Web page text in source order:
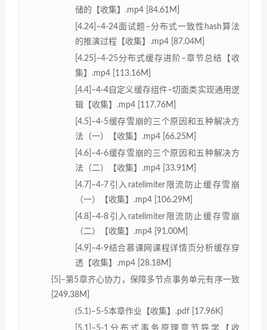
储的【收集】.mp4 [84.61M]
[4.24]–4-24面试题–分布式一致性hash算法
的推演过程【收集】.mp4 [87.04M]
[4.25]–4-25分布式缓存进阶–章节总结【收
集】.mp4 [113.16M]
[4.4]–4-4自定义缓存组件–切面类实现通用逻
辑【收集】.mp4 [117.76M]
[4.5]–4-5缓存雪崩的三个原因和五种解决方
法（一）【收集】.mp4 [66.25M]
[4.6]–4-6缓存雪崩的三个原因和五种解决方
法（二）【收集】.mp4 [33.91M]
[4.7]–4-7引入ratelimiter限流防止缓存雪崩
（一）【收集】.mp4 [106.29M]
[4.8]–4-8引入ratelimiter限流防止缓存雪崩
（二）【收集】.mp4 [91.00M]
[4.9]–4-9结合慕课网课程详情页分析缓存穿
透【收集】.mp4 [28.18M]
{5}–第5章齐心协力，保障多节点事务单元有序一致
[249.38M]
(5.1)–5-5本章作业【收集】.pdf [17.96K]
[5.1]–5-1分布式事务原理章节导学【收